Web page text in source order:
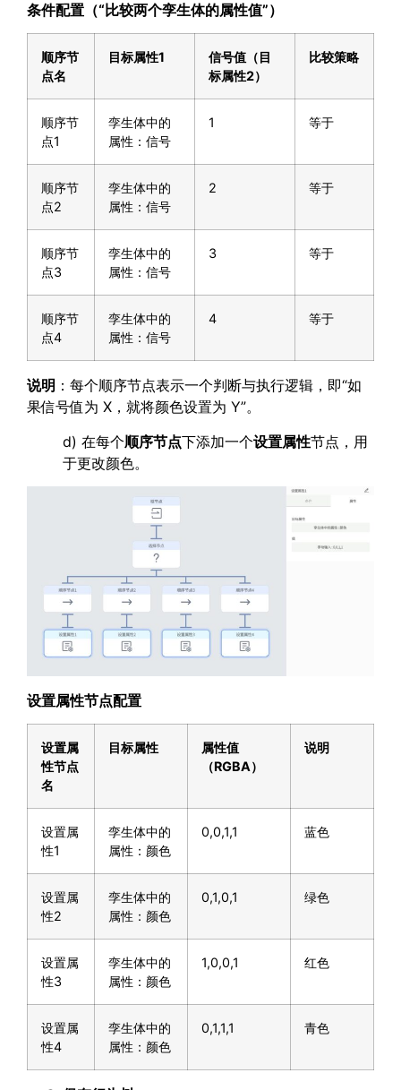
条件配置（“比较两个孪生体的属性值”）
顺序节
点名
目标属性1
信号值（目
标属性2）
比较策略
顺序节
点1
孪生体中的
属性：信号
1 等于
顺序节
点2
孪生体中的
属性：信号
2 等于
顺序节
点3
孪生体中的
属性：信号
3 等于
顺序节
点4
孪生体中的
属性：信号
4 等于
说明 ：每个顺序节点表示一个判断与执行逻辑，即“如
果信号值为 X，就将颜色设置为 Y”。
d) 在每个顺序节点下添加一个设置属性节点，用
于更改颜色。
设置属性节点配置
设置属
性节点
名
目标属性
属性值
（RGBA）
说明
设置属
性1
孪生体中的
属性：颜色
0,0,1,1 蓝色
设置属
性2
孪生体中的
属性：颜色
0,1,0,1 绿色
设置属
性3
孪生体中的
属性：颜色
1,0,0,1 红色
设置属
性4
孪生体中的
属性：颜色
0,1,1,1 青色